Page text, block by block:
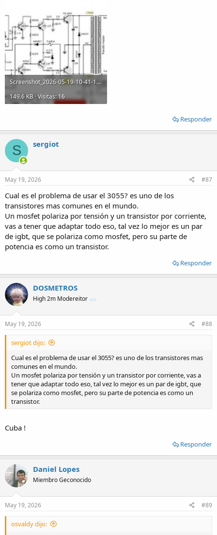
Screenshot_2026-05-19-10-41-18-866_com.mi.globalbrowser.jpg
149.6 KB · Visitas: 16
Responder
S sergiot
May 19, 2026 #87
Cual es el problema de usar el 3055? es uno de los
transistores mas comunes en el mundo.
Un mosfet polariza por tensión y un transistor por corriente,
vas a tener que adaptar todo eso, tal vez lo mejor es un par
de igbt, que se polariza como mosfet, pero su parte de
potencia es como un transistor.
Responder
DOSMETROS
High 2m Modereitor
May 19, 2026 #88
sergiot dijo:
Cual es el problema de usar el 3055? es uno de los transistores mas
comunes en el mundo.
Un mosfet polariza por tensión y un transistor por corriente, vas a
tener que adaptar todo eso, tal vez lo mejor es un par de igbt, que
se polariza como mosfet, pero su parte de potencia es como un
transistor.
Cuba !
Responder
Daniel Lopes
Miembro Geconocido
May 19, 2026 #89
osvaldy dijo: